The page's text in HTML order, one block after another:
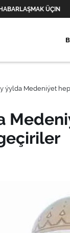
ÜÇIN
ýylda Medeniýet